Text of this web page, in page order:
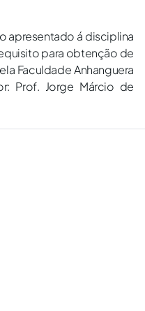
apresentado á disciplina
para obtenção de
Faculdade Anhanguera
Prof. Jorge Márcio de